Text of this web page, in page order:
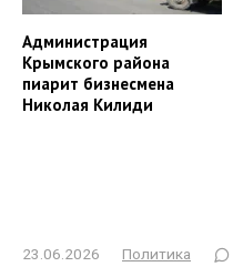
Администрация
Крымского района
пиарит бизнесмена
Николая Килиди
23.06.2026 Политика